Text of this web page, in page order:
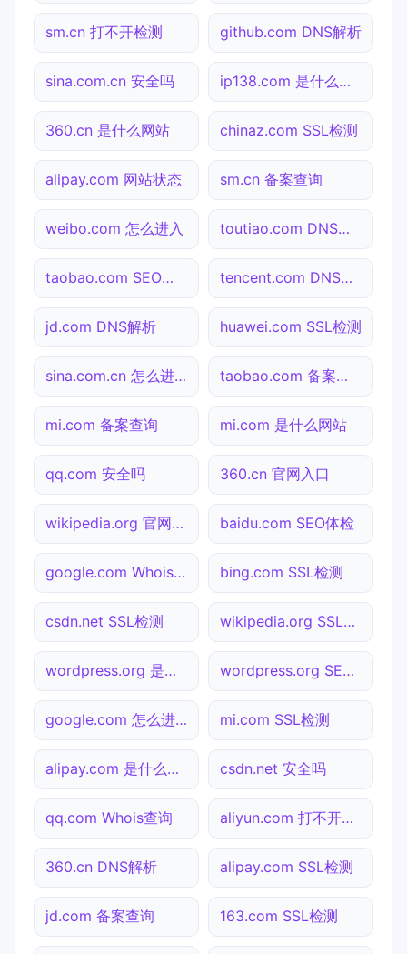
sm.cn 打不开检测 github.com DNS解析
sina.com.cn 安全吗 ip138.com 是什么网站
360.cn 是什么网站 chinaz.com SSL检测
alipay.com 网站状态 sm.cn 备案查询
weibo.com 怎么进入 toutiao.com DNS解析
taobao.com SEO体检 tencent.com DNS解析
jd.com DNS解析 huawei.com SSL检测
sina.com.cn 怎么进入 taobao.com 备案查询
mi.com 备案查询 mi.com 是什么网站
qq.com 安全吗 360.cn 官网入口
wikipedia.org 官网入口 baidu.com SEO体检
google.com Whois查询 bing.com SSL检测
csdn.net SSL检测 wikipedia.org SSL检测
wordpress.org 是什么网站 wordpress.org SEO体检
google.com 怎么进入 mi.com SSL检测
alipay.com 是什么网站 csdn.net 安全吗
qq.com Whois查询 aliyun.com 打不开检测
360.cn DNS解析 alipay.com SSL检测
jd.com 备案查询 163.com SSL检测